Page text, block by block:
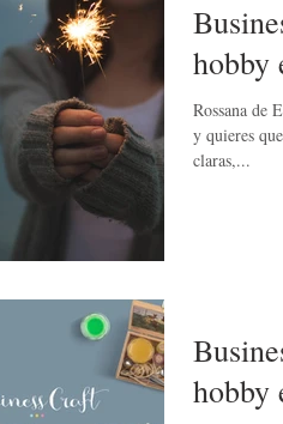
hobby
Rossana de
y quieres
claras,...
hobby